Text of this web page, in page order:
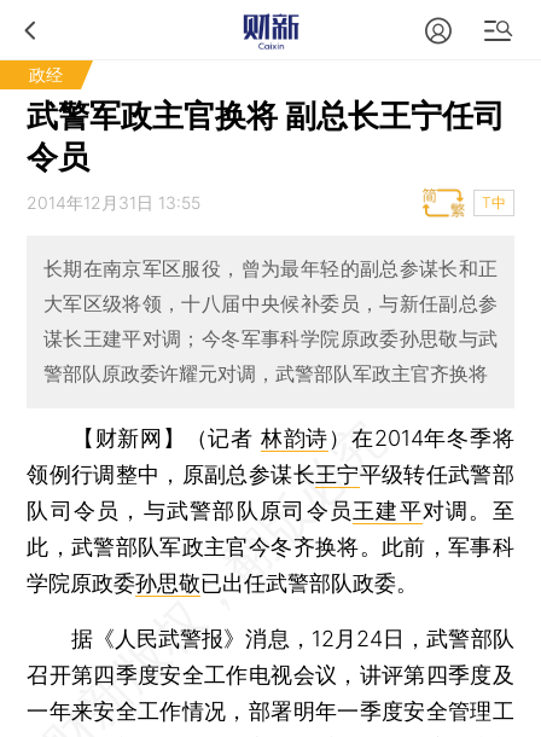
政经
武警军政主官换将 副总长王宁任司
令员
2014年12月31日 13:55 T中
长期在南京军区服役，曾为最年轻的副总参谋长和正
大军区级将领，十八届中央候补委员，与新任副总参
谋长王建平对调；今冬军事科学院原政委孙思敬与武
警部队原政委许耀元对调，武警部队军政主官齐换将
【财新网】（记者 林韵诗） 在2014年冬季将
领例行调整中，原副总参谋长王宁平级转任武警部
队司令员，与武警部队原司令员王建平对调。至
此，武警部队军政主官今冬齐换将。此前，军事科
学院原政委孙思敬已出任武警部队政委。
据《人民武警报》消息，12月24日，武警部队
召开第四季度安全工作电视会议，讲评第四季度及
一年来安全工作情况，部署明年一季度安全管理工